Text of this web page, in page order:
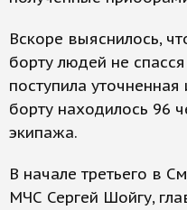
Вскоре выяснилось,
борту людей не
поступила
борту находилось 96
экипажа.
В начале третьего в
МЧС Сергей Шойгу,